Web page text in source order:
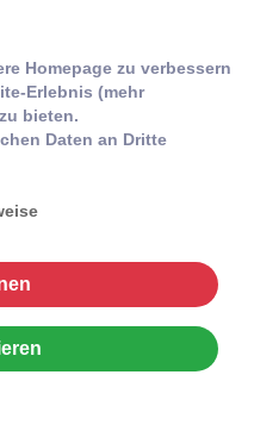
Homepage zu verbessern
Erlebnis (mehr
bieten.
Daten an Dritte